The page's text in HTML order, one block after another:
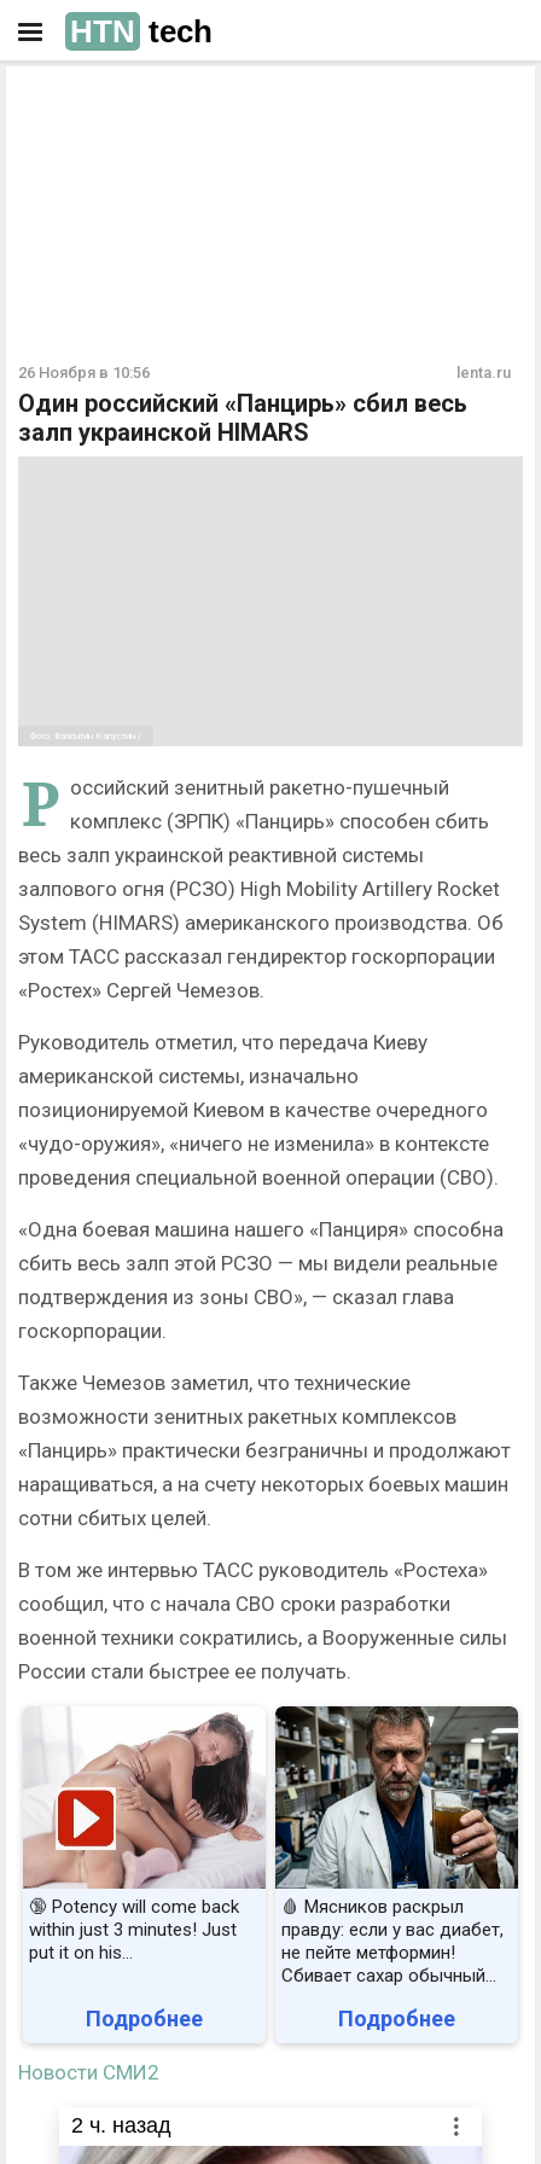
HTN tech
26 Ноября в 10:56 lenta.ru
Один российский «Панцирь» сбил весь
залп украинской HIMARS
Фото: Валентин Капустин /
Р оссийский зенитный ракетно-пушечный
комплекс (ЗРПК) «Панцирь» способен сбить
весь залп украинской реактивной системы
залпового огня (РСЗО) High Mobility Artillery Rocket
System (HIMARS) американского производства. Об
этом ТАСС рассказал гендиректор госкорпорации
«Ростех» Сергей Чемезов.
Руководитель отметил, что передача Киеву
американской системы, изначально
позиционируемой Киевом в качестве очередного
«чудо-оружия», «ничего не изменила» в контексте
проведения специальной военной операции (СВО).
«Одна боевая машина нашего «Панциря» способна
сбить весь залп этой РСЗО — мы видели реальные
подтверждения из зоны СВО», — сказал глава
госкорпорации.
Также Чемезов заметил, что технические
возможности зенитных ракетных комплексов
«Панцирь» практически безграничны и продолжают
наращиваться, а на счету некоторых боевых машин
сотни сбитых целей.
В том же интервью ТАСС руководитель «Ростеха»
сообщил, что с начала СВО сроки разработки
военной техники сократились, а Вооруженные силы
России стали быстрее ее получать.
🔞 Potency will come back
within just 3 minutes! Just
put it on his…
Подробнее
🩸 Мясников раскрыл
правду: если у вас диабет,
не пейте метформин!
Сбивает сахар обычный...
Подробнее
Новости СМИ2
2 ч. назад